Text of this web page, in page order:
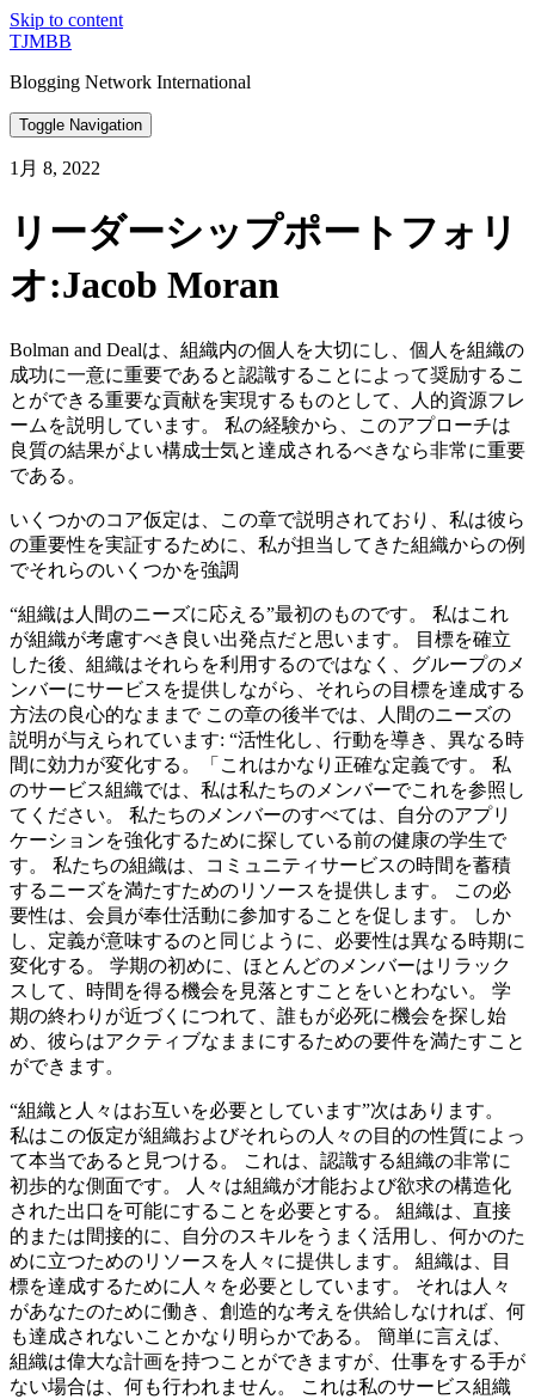
Skip to content
TJMBB
Blogging Network International
Toggle Navigation
1月 8, 2022
リーダーシップポートフォリ
オ:Jacob Moran
Bolman and Dealは、組織内の個人を大切にし、個人を組織の
成功に一意に重要であると認識することによって奨励するこ
とができる重要な貢献を実現するものとして、人的資源フレ
ームを説明しています。 私の経験から、このアプローチは
良質の結果がよい構成士気と達成されるべきなら非常に重要
である。
いくつかのコア仮定は、この章で説明されており、私は彼ら
の重要性を実証するために、私が担当してきた組織からの例
でそれらのいくつかを強調
“組織は人間のニーズに応える”最初のものです。 私はこれ
が組織が考慮すべき良い出発点だと思います。 目標を確立
した後、組織はそれらを利用するのではなく、グループのメ
ンバーにサービスを提供しながら、それらの目標を達成する
方法の良心的なままで この章の後半では、人間のニーズの
説明が与えられています: “活性化し、行動を導き、異なる時
間に効力が変化する。「これはかなり正確な定義です。 私
のサービス組織では、私は私たちのメンバーでこれを参照し
てください。 私たちのメンバーのすべては、自分のアプリ
ケーションを強化するために探している前の健康の学生で
す。 私たちの組織は、コミュニティサービスの時間を蓄積
するニーズを満たすためのリソースを提供します。 この必
要性は、会員が奉仕活動に参加することを促します。 しか
し、定義が意味するのと同じように、必要性は異なる時期に
変化する。 学期の初めに、ほとんどのメンバーはリラック
スして、時間を得る機会を見落とすことをいとわない。 学
期の終わりが近づくにつれて、誰もが必死に機会を探し始
め、彼らはアクティブなままにするための要件を満たすこと
ができます。
“組織と人々はお互いを必要としています”次はあります。
私はこの仮定が組織およびそれらの人々の目的の性質によっ
て本当であると見つける。 これは、認識する組織の非常に
初歩的な側面です。 人々は組織が才能および欲求の構造化
された出口を可能にすることを必要とする。 組織は、直接
的または間接的に、自分のスキルをうまく活用し、何かのた
めに立つためのリソースを人々に提供します。 組織は、目
標を達成するために人々を必要としています。 それは人々
があなたのために働き、創造的な考えを供給しなければ、何
も達成されないことかなり明らかである。 簡単に言えば、
組織は偉大な計画を持つことができますが、仕事をする手が
ない場合は、何も行われません。 これは私のサービス組織